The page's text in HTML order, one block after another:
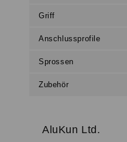
Griff
Anschlussprofile
Sprossen
Zubehör
AluKun Ltd.